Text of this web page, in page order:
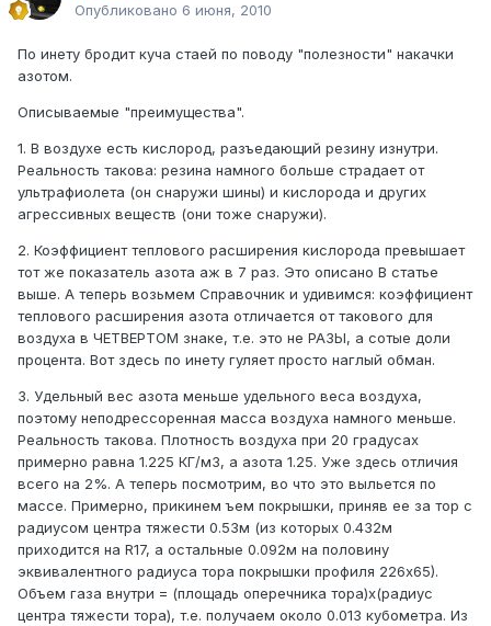
Опубликовано 6 июня, 2010
По инету бродит куча стаей по поводу "полезности" накачки
азотом.
Описываемые "преимущества".
1. В воздухе есть кислород, разъедающий резину изнутри.
Реальность такова: резина намного больше страдает от
ультрафиолета (он снаружи шины) и кислорода и других
агрессивных веществ (они тоже снаружи).
2. Коэффициент теплового расширения кислорода превышает
тот же показатель азота аж в 7 раз. Это описано В статье
выше. А теперь возьмем Справочник и удивимся: коэффициент
теплового расширения азота отличается от такового для
воздуха в ЧЕТВЕРТОМ знаке, т.е. это не РАЗЫ, а сотые доли
процента. Вот здесь по инету гуляет просто наглый обман.
3. Удельный вес азота меньше удельного веса воздуха,
поэтому неподрессоренная масса воздуха намного меньше.
Реальность такова. Плотность воздуха при 20 градусах
примерно равна 1.225 КГ/м3, а азота 1.25. Уже здесь отличия
всего на 2%. А теперь посмотрим, во что это выльется по
массе. Примерно, прикинем ъем покрышки, приняв ее за тор с
радиусом центра тяжести 0.53м (из которых 0.432м
приходится на R17, а остальные 0.092м на половину
эквивалентного радиуса тора покрышки профиля 226х65).
Объем газа внутри = (площадь оперечника тора)х(радиус
центра тяжести тора), т.е. получаем около 0.013 кубометра. Из